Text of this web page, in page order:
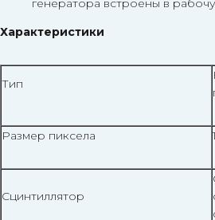
генератора встроены в
Характеристики
Тип
Размер пиксела
Сцинтиллятор